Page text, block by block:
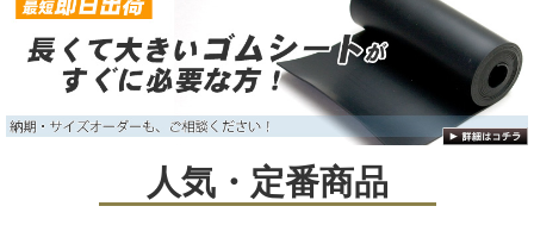
人気・定番商品